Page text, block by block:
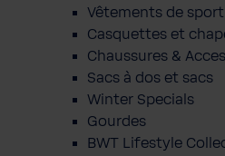
Vêtements de sport
Casquettes et
Chaussures &
Sacs à dos et sacs
Winter Specials
Gourdes
BWT Lifestyle